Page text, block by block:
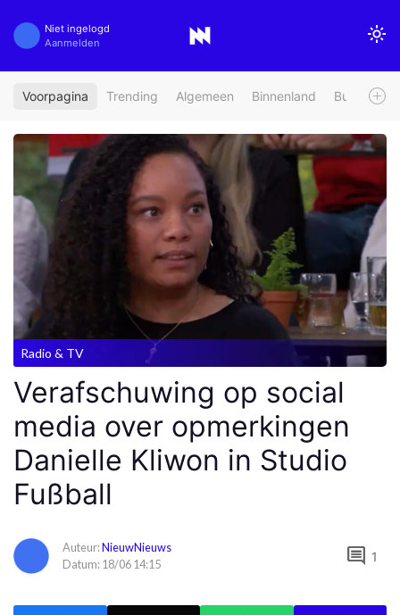
Niet ingelogd
Aanmelden
Voorpagina Trending Algemeen Binnenland Buitenland
Radio & TV
Verafschuwing op social
media over opmerkingen
Danielle Kliwon in Studio
Fußball
Auteur:NieuwNieuws
Datum: 18/06 14:15
comment 1